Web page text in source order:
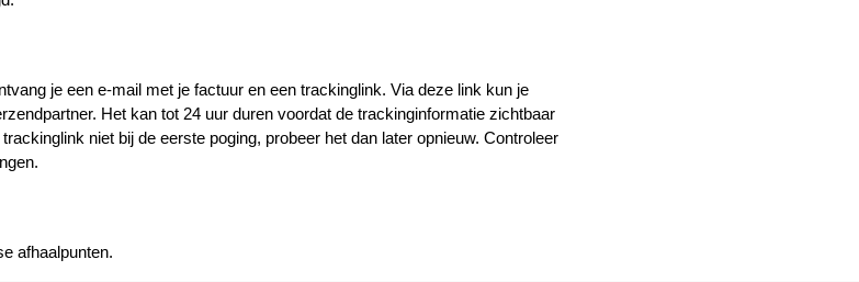
je een e-mail met je factuur en een trackinglink. Via deze link kun je
Het kan tot 24 uur duren voordat de trackinginformatie zichtbaar
niet bij de eerste poging, probeer het dan later opnieuw. Controleer
afhaalpunten.